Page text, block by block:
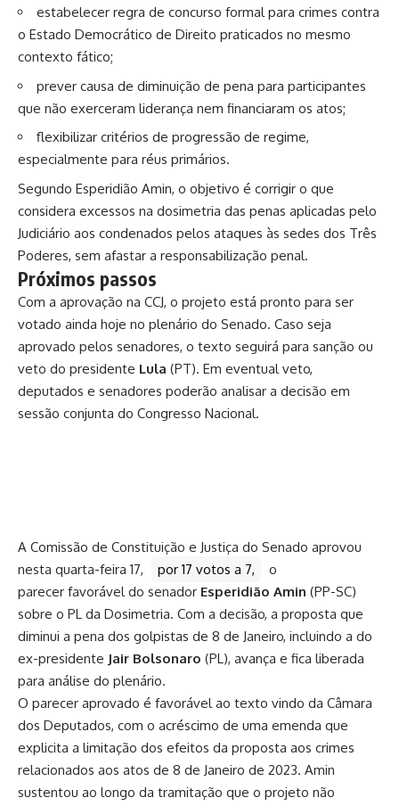
estabelecer regra de concurso formal para crimes contra
o Estado Democrático de Direito praticados no mesmo
contexto fático;
prever causa de diminuição de pena para participantes
que não exerceram liderança nem financiaram os atos;
flexibilizar critérios de progressão de regime,
especialmente para réus primários.
Segundo Esperidião Amin, o objetivo é corrigir o que
considera excessos na dosimetria das penas aplicadas pelo
Judiciário aos condenados pelos ataques às sedes dos Três
Poderes, sem afastar a responsabilização penal.
Próximos passos
Com a aprovação na CCJ, o projeto está pronto para ser
votado ainda hoje no plenário do Senado. Caso seja
aprovado pelos senadores, o texto seguirá para sanção ou
veto do presidente Lula (PT). Em eventual veto,
deputados e senadores poderão analisar a decisão em
sessão conjunta do Congresso Nacional.
A Comissão de Constituição e Justiça do Senado aprovou
nesta quarta-feira 17,
por 17 votos a 7,
o
parecer favorável do senador Esperidião Amin (PP-SC)
sobre o PL da Dosimetria. Com a decisão, a proposta que
diminui a pena dos golpistas de 8 de Janeiro, incluindo a do
ex-presidente Jair Bolsonaro (PL), avança e fica liberada
para análise do plenário.
O parecer aprovado é favorável ao texto vindo da Câmara
dos Deputados, com o acréscimo de uma emenda que
explicita a limitação dos efeitos da proposta aos crimes
relacionados aos atos de 8 de Janeiro de 2023. Amin
sustentou ao longo da tramitação que o projeto não